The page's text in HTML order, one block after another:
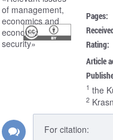
Pages:
Rating:
Article
1 the
2
For citation: